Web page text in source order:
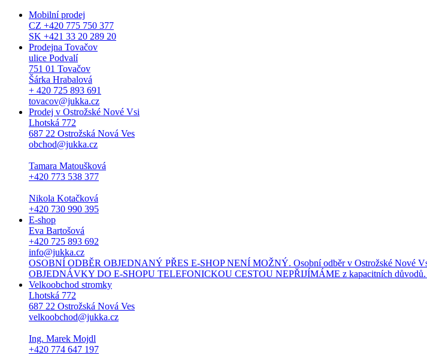
Mobilní prodej
CZ +420 775 750 377
SK +421 33 20 289 20
Prodejna Tovačov
ulice Podvalí
751 01 Tovačov
Šárka Hrabalová
+ 420 725 893 691
tovacov@jukka.cz
Prodej v Ostrožské Nové Vsi
Lhotská 772
687 22 Ostrožská Nová Ves
obchod@jukka.cz
Tamara Matoušková
+420 773 538 377
Nikola Kotačková
+420 730 990 395
E-shop
Eva Bartošová
+420 725 893 692
info@jukka.cz
OSOBNÍ ODBĚR OBJEDNANÝ PŘES E-SHOP NENÍ MOŽNÝ. Osobní odběr v Ostrožské Nové Vsi
OBJEDNÁVKY DO E-SHOPU TELEFONICKOU CESTOU NEPŘIJÍMÁME z kapacitních důvodů.
Velkoobchod stromky
Lhotská 772
687 22 Ostrožská Nová Ves
velkoobchod@jukka.cz
Ing. Marek Mojdl
+420 774 647 197